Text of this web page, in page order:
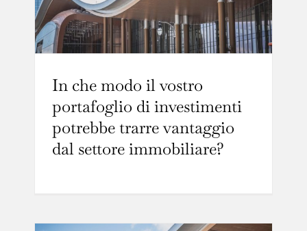
In che modo il vostro
portafoglio di investimenti
potrebbe trarre vantaggio
dal settore immobiliare?